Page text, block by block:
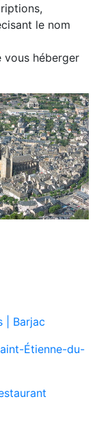
le nom
vous héberger
| Barjac
Étienne-du-